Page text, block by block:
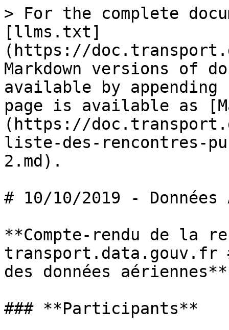
> For the complete
[llms.txt]
(https://
Markdown versions of
available by
page is available as
(https://
liste-des-rencontres-
2.md).
# 10/10/2019 -
**Compte-rendu de la
transport.data.gouv.fr
des données aériennes**
### **Participants**